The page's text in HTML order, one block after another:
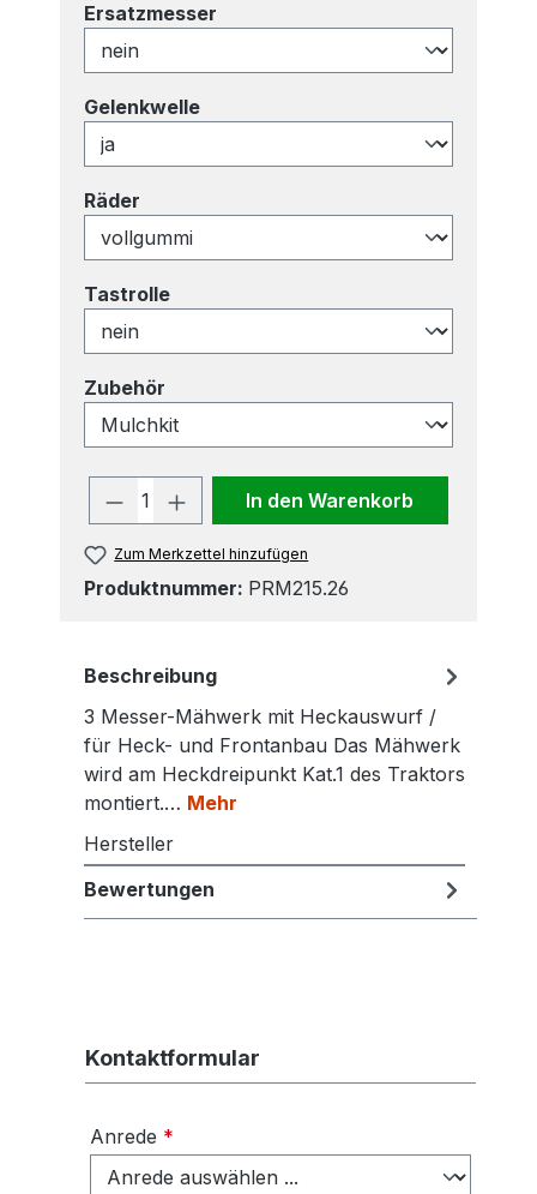
Ersatzmesser
Gelenkwelleauswählen
Räder
Tastrolleauswählen
Zubehör
Produkt Anzahl: Gib den
In den Warenkorb
Zum Merkzettel hinzufügen
Produktnummer: PRM215.26
Beschreibung
3 Messer-Mähwerk mit Heckauswurf /
für Heck- und Frontanbau Das Mähwerk
wird am Heckdreipunkt Kat.1 des Traktors
montiert.… Mehr
Hersteller
Bewertungen
Kontaktformular
Anrede *